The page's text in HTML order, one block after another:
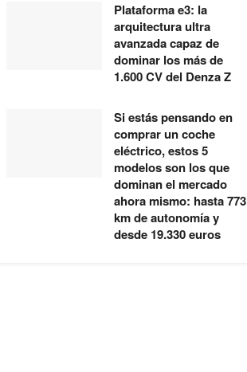
Plataforma e3: la
arquitectura ultra
avanzada capaz de
dominar los más de
1.600 CV del Denza Z
Si estás pensando en
comprar un coche
eléctrico, estos 5
modelos son los que
dominan el mercado
ahora mismo: hasta 773
km de autonomía y
desde 19.330 euros